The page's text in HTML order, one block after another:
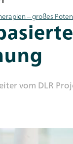
– großes
vom DLR